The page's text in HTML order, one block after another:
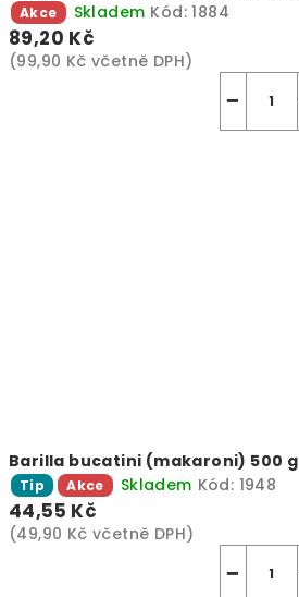
Akce Skladem Kód:1884
89,20 Kč
(99,90 Kč včetně DPH)
−
Barilla bucatini (makaroni) 500 g
Tip Akce Skladem Kód: 1948
44,55 Kč
(49,90 Kč včetně DPH)
−